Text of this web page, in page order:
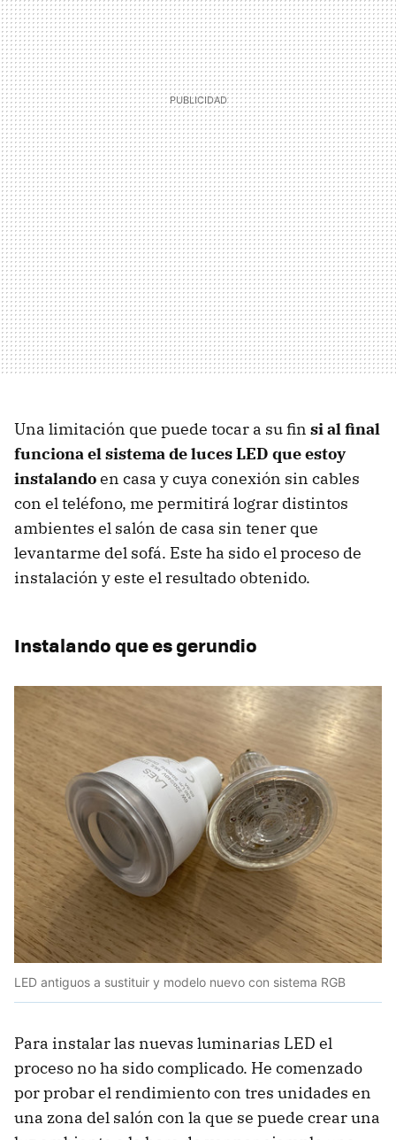
Una limitación que puede tocar a su fin si al final
funciona el sistema de luces LED que estoy
instalandoen casa y cuya conexión sin cables
con el teléfono, me permitirá lograr distintos
ambientes el salón de casa sin tener que
levantarme del sofá. Este ha sido el proceso de
instalación y este el resultado obtenido.
Instalando que es gerundio
LED antiguos a sustituir y modelo nuevo con sistema RGB
Para instalar las nuevas luminarias LED el
proceso no ha sido complicado. He comenzado
por probar el rendimiento con tres unidades en
una zona del salón con la que se puede crear una